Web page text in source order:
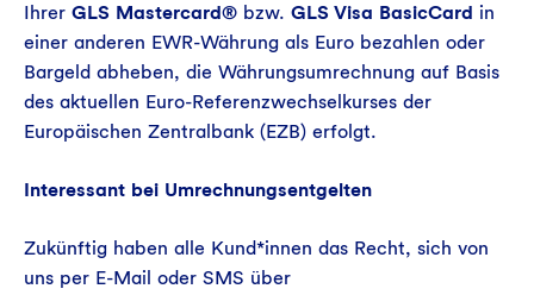
Ihrer GLS Mastercard® bzw. GLS Visa BasicCard in
einer anderen EWR-Währung als Euro bezahlen oder
Bargeld abheben, die Währungsumrechnung auf Basis
des aktuellen Euro-Referenzwechselkurses der
Europäischen Zentralbank (EZB) erfolgt.
Interessant bei Umrechnungsentgelten
Zukünftig haben alle Kund*innen das Recht, sich von
uns per E-Mail oder SMS über